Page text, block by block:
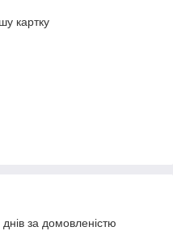
картку
за домовленістю